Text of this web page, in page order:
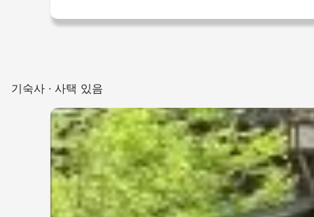
기숙사 · 사택 있음